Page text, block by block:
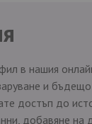
в нашия
и
достъп до
добавяне на